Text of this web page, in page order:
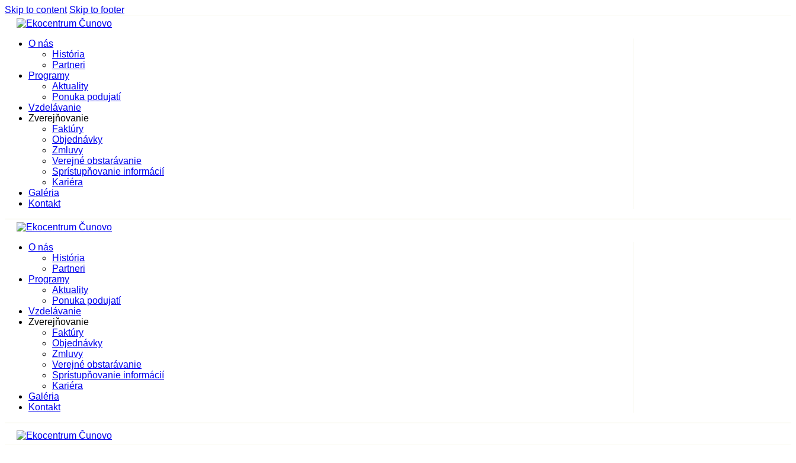
Skip to content Skip to footer
O nás
História
Partneri
Programy
Aktuality
Ponuka podujatí
Vzdelávanie
Zverejňovanie
Faktúry
Objednávky
Zmluvy
Verejné obstarávanie
Sprístupňovanie informácií
Kariéra
Galéria
Kontakt
O nás
História
Partneri
Programy
Aktuality
Ponuka podujatí
Vzdelávanie
Zverejňovanie
Faktúry
Objednávky
Zmluvy
Verejné obstarávanie
Sprístupňovanie informácií
Kariéra
Galéria
Kontakt